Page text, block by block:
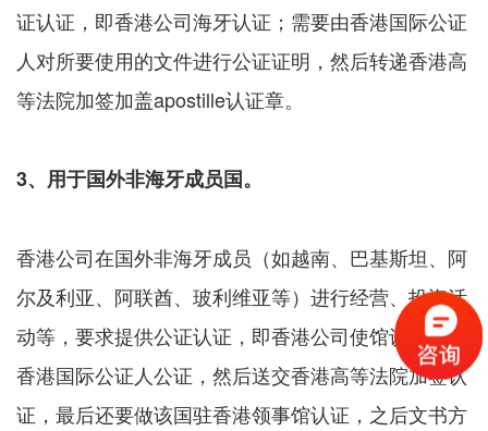
证认证，即香港公司海牙认证；需要由香港国际公证
人对所要使用的文件进行公证证明，然后转递香港高
等法院加签加盖apostille认证章。
3、用于国外非海牙成员国。
香港公司在国外非海牙成员（如越南、巴基斯坦、阿
尔及利亚、阿联酋、玻利维亚等）进行经营、投资活
动等，要求提供公证认证，即香港公司使馆认证；由
香港国际公证人公证，然后送交香港高等法院加签认
证，最后还要做该国驻香港领事馆认证，之后文书方